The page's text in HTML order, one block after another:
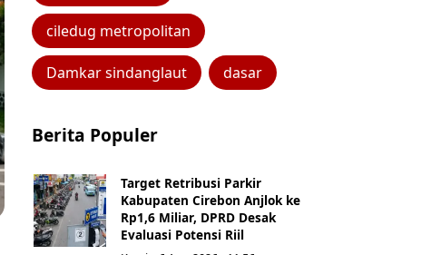
ciledug metropolitan
Damkar sindanglaut dasar
Berita Populer
Target Retribusi Parkir
Kabupaten Cirebon Anjlok ke
Rp1,6 Miliar, DPRD Desak
Evaluasi Potensi Riil